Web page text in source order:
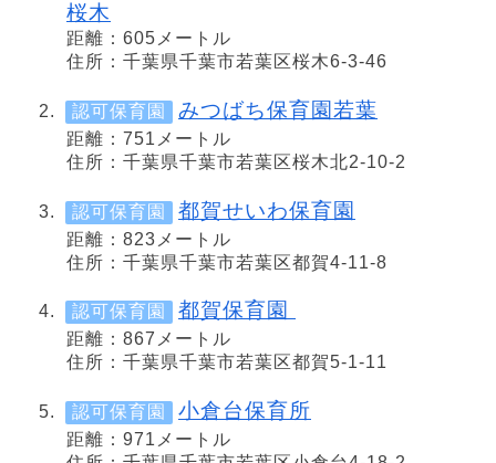
桜木
距離：605メートル
住所：千葉県千葉市若葉区桜木6-3-46
認可保育園 みつばち保育園若葉
距離：751メートル
住所：千葉県千葉市若葉区桜木北2-10-2
認可保育園 都賀せいわ保育園
距離：823メートル
住所：千葉県千葉市若葉区都賀4-11-8
認可保育園 都賀保育園
距離：867メートル
住所：千葉県千葉市若葉区都賀5-1-11
認可保育園 小倉台保育所
距離：971メートル